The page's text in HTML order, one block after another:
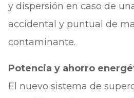
y dispersión en caso de
accidental y puntual de
contaminante.
Potencia y ahorro
El nuevo sistema de